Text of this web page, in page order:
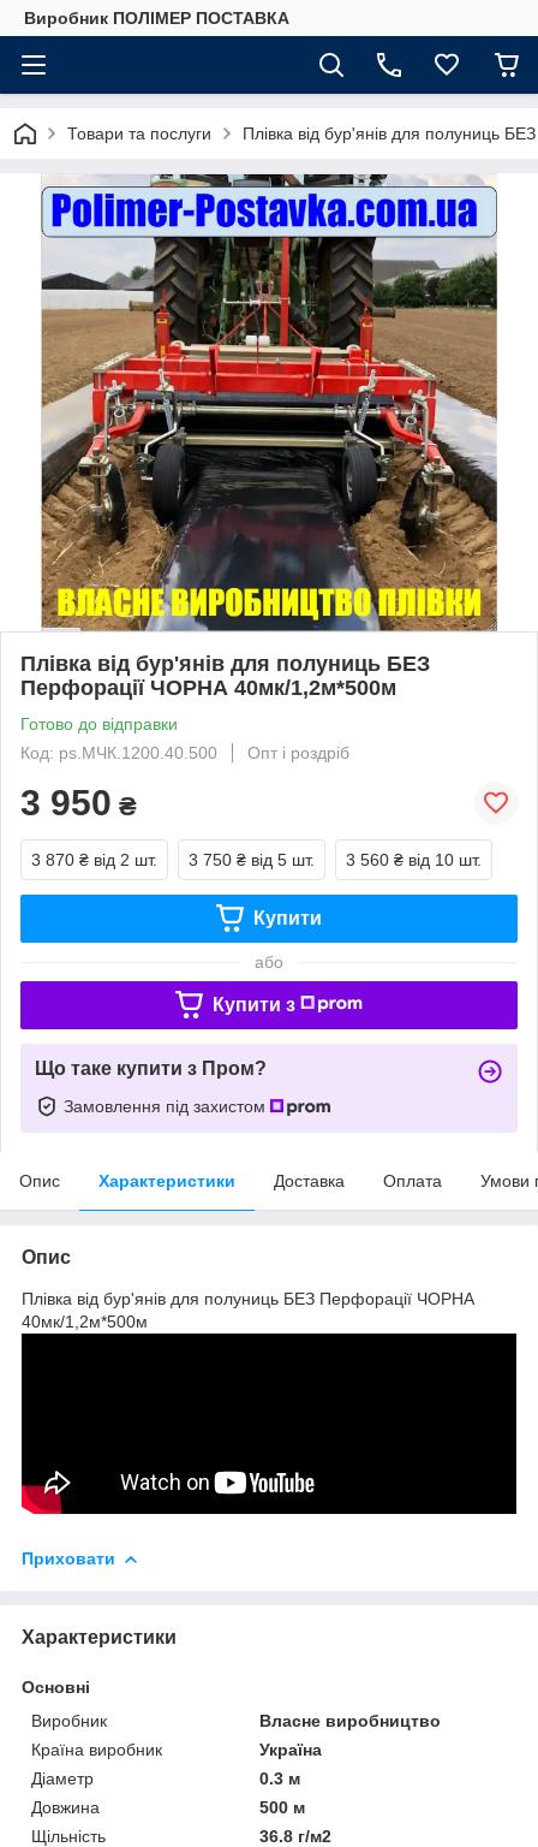
Виробник ПОЛІМЕР ПОСТАВКА
Товари та послуги Плівка від бур'янів для полуниць
Плівка від бур'янів для полуниць БЕЗ
Перфорації ЧОРНА 40мк/1,2м*500м
Готово до відправки
Код: ps.МЧК.1200.40.500
Опт і роздріб
3 950 ₴
3 870 ₴ від 2 шт. 3 750 ₴ від 5 шт. 3 560 ₴ від 10 шт.
Купити
або
Купити з
Що таке купити з Пром?
Замовлення під захистом
Опис Характеристики Доставка Оплата Умови
Опис
Плівка від бур'янів для полуниць БЕЗ Перфорації ЧОРНА
40мк/1,2м*500м
Приховати
Характеристики
Основні
Виробник
Власне виробництво
Країна виробник
Україна
Діаметр
0.3 м
Довжина
500 м
Щільність
36.8 г/м2